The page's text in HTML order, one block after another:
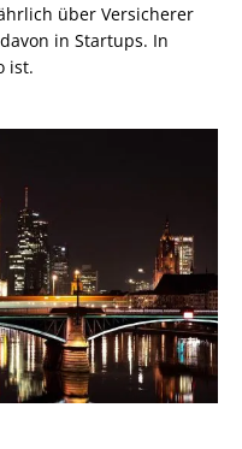
über Versicherer
in Startups. In
ist.